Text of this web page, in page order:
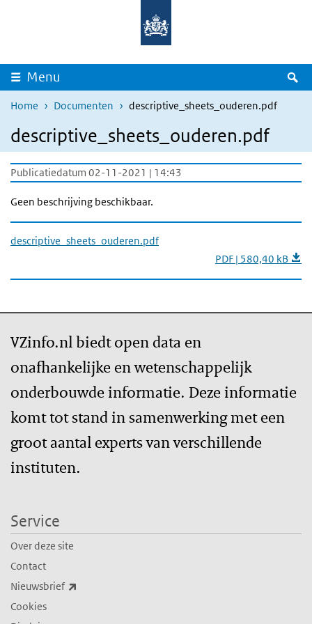
Overslaan en naar de inhoud gaan
Menu
Home Documenten descriptive_sheets_ouderen.pdf
descriptive_sheets_ouderen.pdf
Publicatiedatum 02-11-2021 | 14:43
Geen beschrijving beschikbaar.
descriptive_sheets_ouderen.pdf
PDF | 580,40 kB
VZinfo.nl biedt open data en
onafhankelijke en wetenschappelijk
onderbouwde informatie. Deze informatie
komt tot stand in samenwerking met een
groot aantal experts van verschillende
instituten.
Service
Over deze site
Contact
Nieuwsbrief
Cookies